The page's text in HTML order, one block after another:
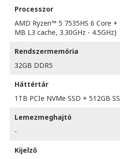
Processzor
AMD Ryzen™ 5 7535HS 6 Core
MB L3 cache, 3.30GHz - 4.5GHz)
Rendszermemória
32GB DDR5
Háttértár
1TB PCIe NVMe SSD + 512GB
Lemezmeghajtó
-
Kijelző